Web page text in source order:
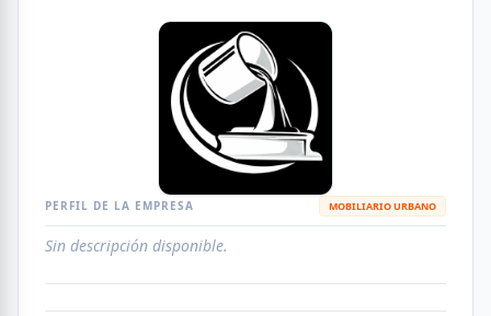
PERFIL DE LA EMPRESA MOBILIARIO URBANO
Sin descripción disponible.